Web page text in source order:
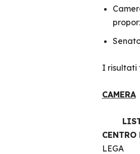
I risultati
CAMERA